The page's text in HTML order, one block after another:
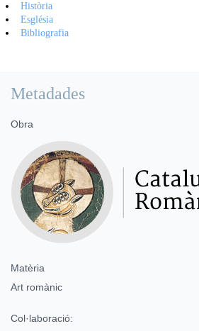
Història
Església
Bibliografia
Metadades
Obra
Matèria
Art romànic
Col·laboració: